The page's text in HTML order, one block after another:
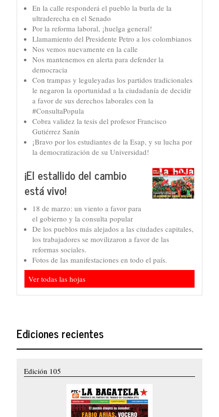
En la calle responderá el pueblo la burla de la
ultraderecha en el Senado
Por la reforma laboral, ¡huelga general!
Llamamiento del Presidente Petro a los colombianos
Nos vemos nuevamente en la calle
Nos mantenemos en alerta para defender la
democracia
Con trampas y leguleyadas los partidos tradicionales
le negaron la oportunidad a la ciudadanía de decidir
a favor de sus derechos laborales con la
#ConsultaPopula
Cobra validez la tesis del profesor Francisco
Gutiérrez Sanín
¡Bravo por los estudiantes de la Esap, y su lucha por
la democratización de su Universidad!
¡El estallido del cambio
está vivo!
18 de marzo: un viento a favor para
el gobierno y la consulta popular
De los pueblos más alejados a las ciudades capitales,
los trabajadores se movilizaron a favor de las
reformas sociales.
Fotos de las manifestaciones en todo el país.
Ver todas las hojas
Ediciones recientes
Edición 105